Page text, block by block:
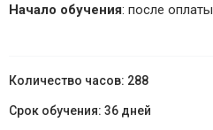
Начало обучения: после оплаты
288
36 дней